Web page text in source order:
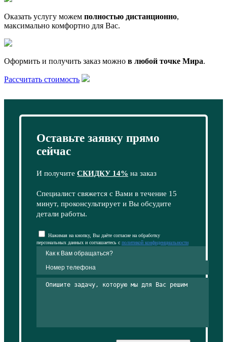
Оказать услугу можем полностью дистанционно,
максимально комфортно для Вас.
Оформить и получить заказ можно в любой точке Мира.
Рассчитать стоимость
Оставьте заявку прямо
сейчас
И получите СКИДКУ 14% на заказ
Специалист свяжется с Вами в течение 15
минут, проконсультирует и Вы обсудите
детали работы.
Нажимая на кнопку, Вы даёте согласие на обработку
персональных данных и соглашаетесь с политикой конфиденциальности